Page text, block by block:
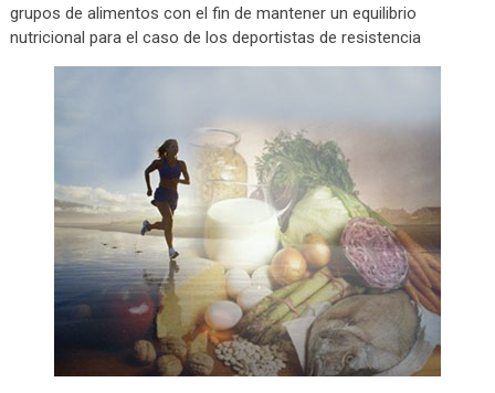
grupos de alimentos con el fin de mantener un equilibrio
nutricional para el caso de los deportistas de resistencia